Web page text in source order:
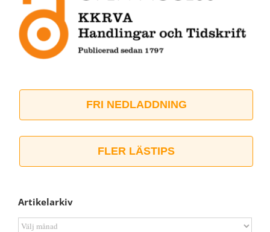
FRI NEDLADDNING
FLER LÄSTIPS
Artikelarkiv
Artikelarkiv